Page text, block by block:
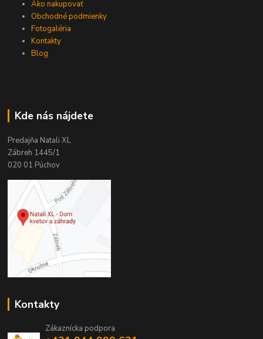
Ako nakupovať
Obchodné podmienky
Fotogaléria
Kontakty
Blog
Kde nás nájdete
Predajňa Natali XL
Zábreh 1445/1
020 01 Púchov
Kontakty
Zákaznícka podpora